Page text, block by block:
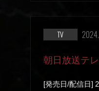
TV
朝日放送テ
[発売日/配信日]